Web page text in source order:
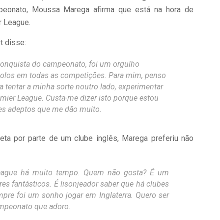
Moussa Marega afirma que está na hora de
League.
disse:
do campeonato, foi um orgulho
em todas as competições. Para mim, penso
tentar a minha sorte noutro lado, experimentar
League. Custa-me dizer isto porque estou
adeptos que me dão muito.
por parte de um clube inglês, Marega preferiu não
há muito tempo. Quem não gosta? É um
fantásticos. É lisonjeador saber que há clubes
foi um sonho jogar em Inglaterra. Quero ser
que adoro.